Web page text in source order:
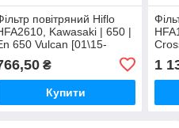
повітряний Hiflo
Kawasaki | 650 |
650 Vulcan [01\15-
₴
Купити
1